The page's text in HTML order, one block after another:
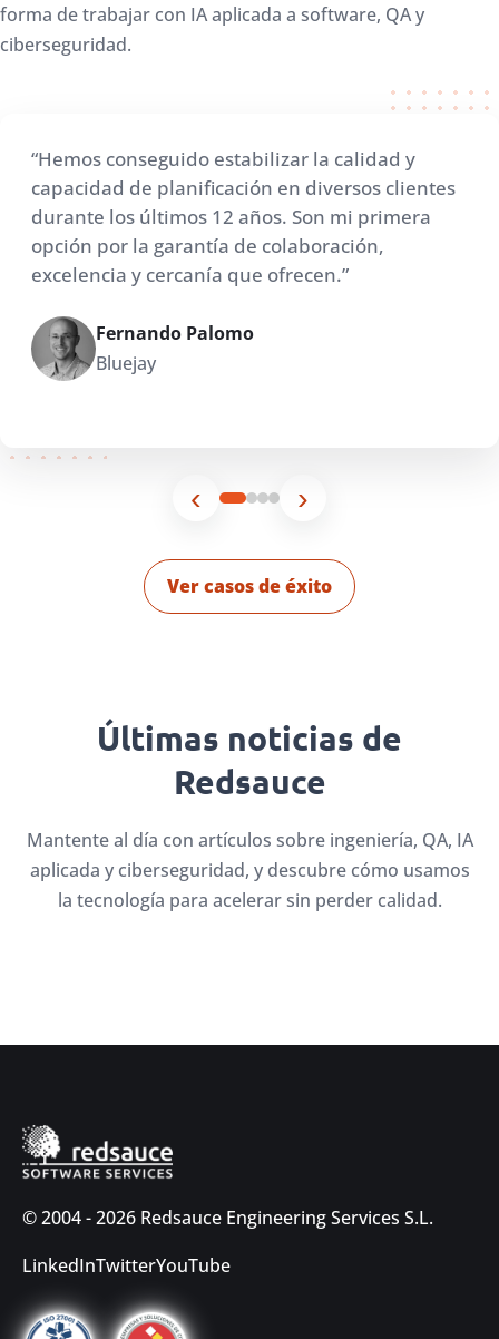
forma de trabajar con IA aplicada a software, QA y
ciberseguridad.
“Hemos conseguido estabilizar la calidad y
capacidad de planificación en diversos clientes
durante los últimos 12 años. Son mi primera
opción por la garantía de colaboración,
excelencia y cercanía que ofrecen.”
Fernando Palomo
Bluejay
Jeniffer Díaz
Grupo Constant
CNAG
Infojobs
‹ ›
Ver casos de éxito
Últimas noticias de
Redsauce
Mantente al día con artículos sobre ingeniería, QA, IA
aplicada y ciberseguridad, y descubre cómo usamos
la tecnología para acelerar sin perder calidad.
© 2004 - 2026 Redsauce Engineering Services S.L.
LinkedInTwitterYouTube